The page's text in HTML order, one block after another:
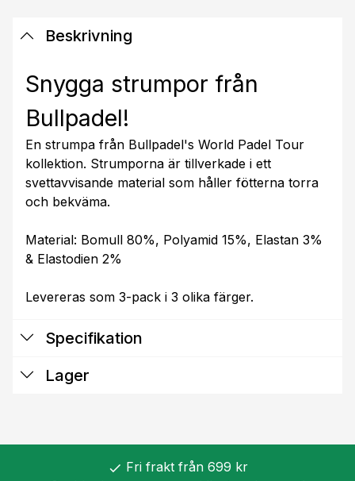
Beskrivning
Snygga strumpor från
Bullpadel!
En strumpa från Bullpadel's World Padel Tour
kollektion. Strumporna är tillverkade i ett
svettavvisande material som håller fötterna torra
och bekväma.
Material: Bomull 80%, Polyamid 15%, Elastan 3%
& Elastodien 2%
Levereras som 3-pack i 3 olika färger.
Specifikation
Lager
check Fri frakt från 699 kr